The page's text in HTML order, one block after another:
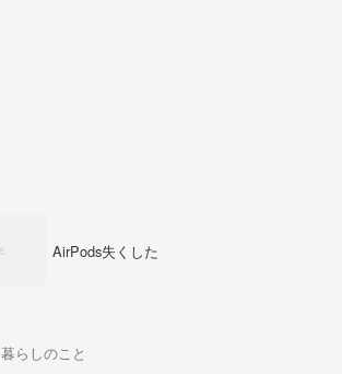
AirPods失くした
暮らしのこと